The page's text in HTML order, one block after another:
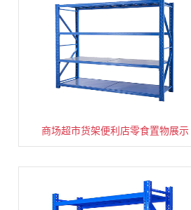
商场超市货架便利店零食置物展示
速装货架多层置物架